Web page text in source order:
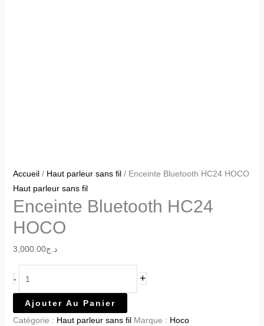
Accueil/ Haut parleur sans fil/ Enceinte Bluetooth HC24 HOCO
Haut parleur sans fil
Enceinte Bluetooth HC24
HOCO
د.ج3,000.00
- +
Ajouter Au Panier
Catégorie : Haut parleur sans fil Marque : Hoco